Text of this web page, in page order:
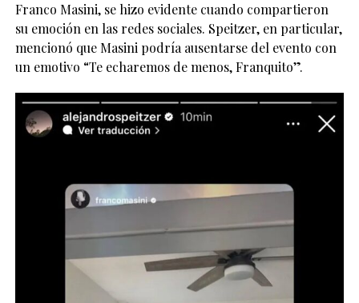
Franco Masini, se hizo evidente cuando compartieron
su emoción en las redes sociales. Speitzer, en particular,
mencionó que Masini podría ausentarse del evento con
un emotivo “Te echaremos de menos, Franquito”.